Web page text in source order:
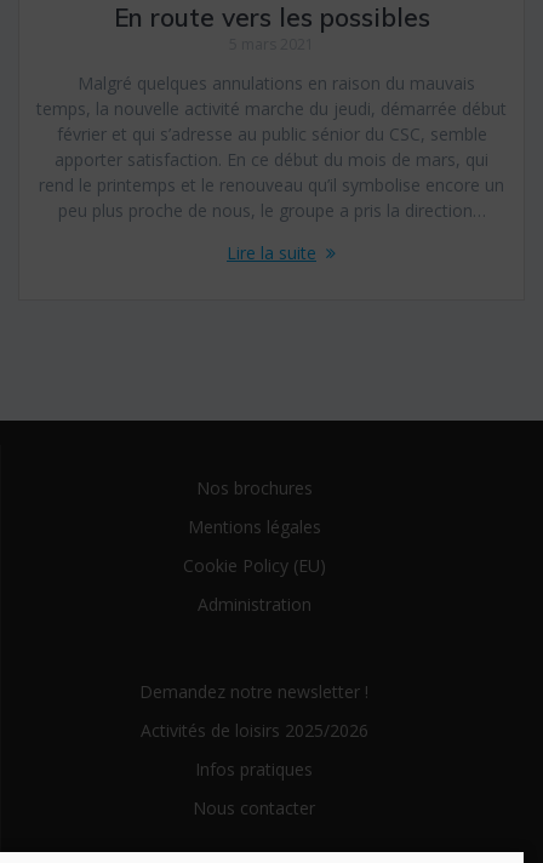
En route vers les possibles
Malgré quelques annulations en raison du mauvais
temps, la nouvelle activité marche du jeudi, démarrée début
février et qui s’adresse au public sénior du CSC, semble
apporter satisfaction. En ce début du mois de mars, qui
rend le printemps et le renouveau qu’il symbolise encore un
peu plus proche de nous, le groupe a pris la direction…
Lire la suite
Nos brochures
Mentions légales
Cookie Policy (EU)
Administration
Demandez notre newsletter !
Activités de loisirs 2025/2026
Infos pratiques
Nous contacter